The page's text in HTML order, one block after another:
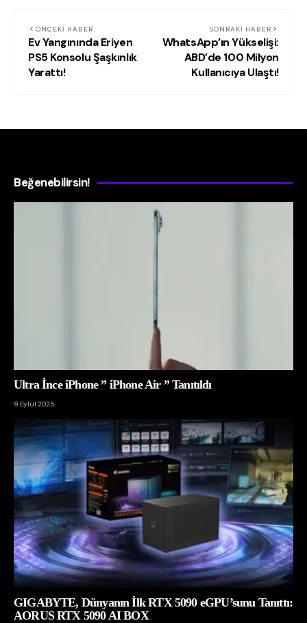
ÖNCEKI HABER
Ev Yangınında Eriyen
PS5 Konsolu Şaşkınlık
Yarattı!
SONRAKI HABER
WhatsApp’ın Yükselişi:
ABD’de 100 Milyon
Kullanıcıya Ulaştı!
Beğenebilirsin!
Ultra İnce iPhone ” iPhone Air ” Tanıtıldı
9 Eylül 2025
GIGABYTE, Dünyanın İlk RTX 5090 eGPU’sunu Tanıttı:
AORUS RTX 5090 AI BOX